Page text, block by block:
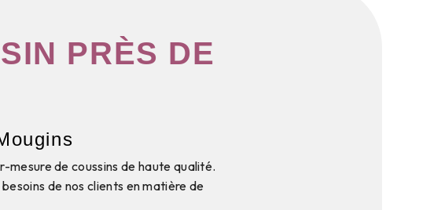
PRÈS DE
mesure de coussins de haute qualité.
de nos clients en matière de